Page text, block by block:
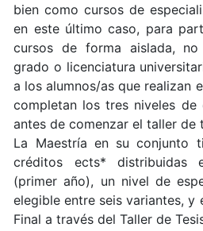
bien como cursos de
en este último caso, para
cursos de forma aislada,
grado o licenciatura
a los alumnos/as que realizan
completan los tres niveles de
antes de comenzar el taller de
La Maestría en su conjunto
créditos ects* distribuidas
(primer año), un nivel de
elegible entre seis variantes, y
Final a través del Taller de